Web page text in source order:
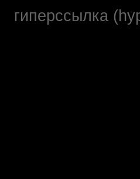
гиперссылка